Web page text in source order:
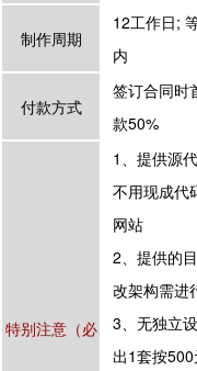
制作周期
12工作日;
内
付款方式
签订合同时
款50%
特别注意（必
1、提供源
不用现成代
网站
2、提供的
改架构需进
3、无独立
出1套按